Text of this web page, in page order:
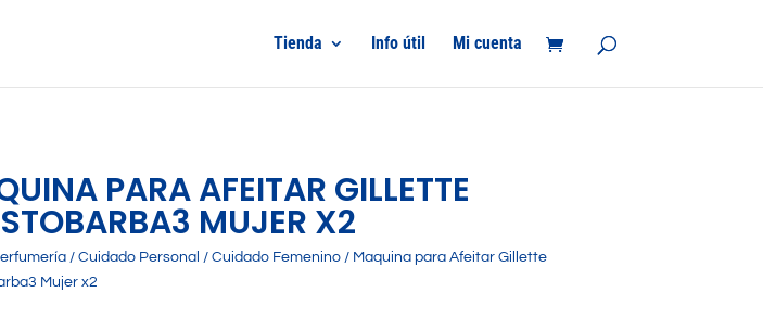
Tienda Info útil Mi cuenta
PARA AFEITAR GILLETTE
MUJER X2
/Cuidado Personal /Cuidado Femenino / Maquina para Afeitar Gillette
Mujer x2